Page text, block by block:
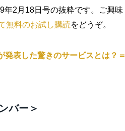
年2月18日号の抜粋です。ご興味
無料のお試し購読をどうぞ。
表した驚きのサービスとは？＝
バー＞